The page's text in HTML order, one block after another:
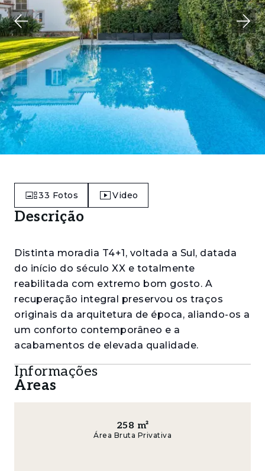
33 Fotos Video
Descrição
Distinta moradia T4+1, voltada a Sul, datada
do início do século XX e totalmente
reabilitada com extremo bom gosto. A
recuperação integral preservou os traços
originais da arquitetura de época, aliando-os a
um conforto contemporâneo e a
acabamentos de elevada qualidade.
A propriedade distribui-se de forma
harmoniosa:
ampla sala de estar com ligação a um
encantador alpendre, sala de jantar luminosa,
Informações
Áreas
258 m²
Área Bruta Privativa